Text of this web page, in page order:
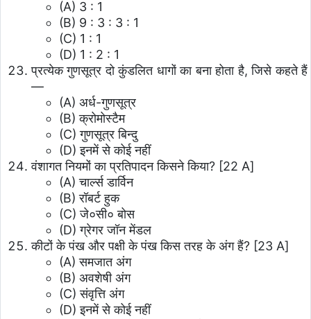
(A) 3 : 1
(B) 9 : 3 : 3 : 1
(C) 1 : 1
(D) 1 : 2 : 1
प्रत्येक गुणसूत्र दो कुंडलित धागों का बना होता है, जिसे कहते हैं
—
(A) अर्ध-गुणसूत्र
(B) क्रोमोस्टैम
(C) गुणसूत्र बिन्दु
(D) इनमें से कोई नहीं
वंशागत नियमों का प्रतिपादन किसने किया? [22 A]
(A) चार्ल्स डार्विन
(B) रॉबर्ट हुक
(C) जे०सी० बोस
(D) ग्रेगर जॉन मेंडल
कीटों के पंख और पक्षी के पंख किस तरह के अंग हैं? [23 A]
(A) समजात अंग
(B) अवशेषी अंग
(C) संवृत्ति अंग
(D) इनमें से कोई नहीं